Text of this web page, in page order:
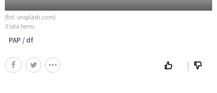
(fot. unsplash.com)
3 lata temu
PAP / df